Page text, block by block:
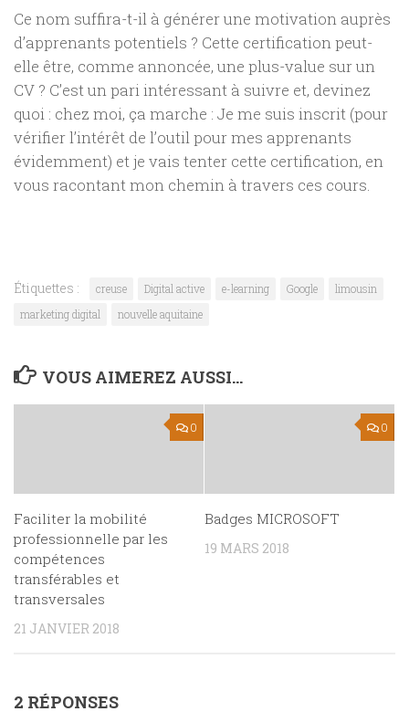
Ce nom suffira-t-il à générer une motivation auprès
d’apprenants potentiels ? Cette certification peut-
elle être, comme annoncée, une plus-value sur un
CV ? C’est un pari intéressant à suivre et, devinez
quoi : chez moi, ça marche : Je me suis inscrit (pour
vérifier l’intérêt de l’outil pour mes apprenants
évidemment) et je vais tenter cette certification, en
vous racontant mon chemin à travers ces cours.
Étiquettes : creuse Digital active e-learning Google
limousin
marketing digital
nouvelle aquitaine
VOUS AIMEREZ AUSSI...
0
Faciliter la mobilité
professionnelle par les
compétences
transférables et
transversales
21 JANVIER 2018
0
Badges MICROSOFT
19 MARS 2018
2 RÉPONSES